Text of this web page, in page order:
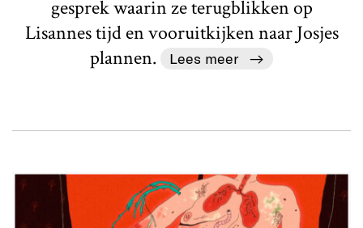
gesprek waarin ze terugblikken op
Lisannes tijd en vooruitkijken naar Josjes
plannen.
Lees meer